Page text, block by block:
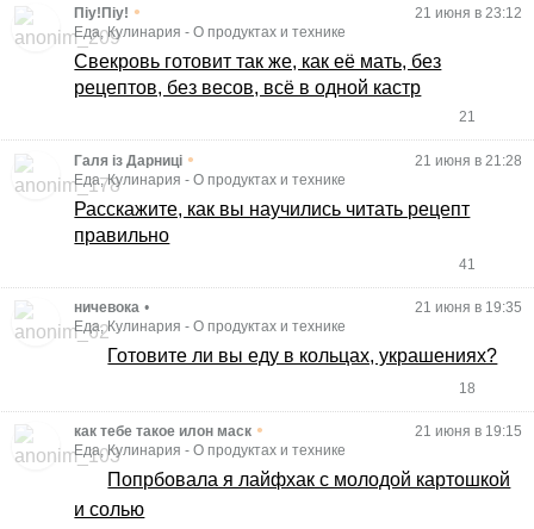
Піу!Піу! •
21 июня в 23:12
Еда, Кулинария -О продуктах и технике
Свекровь готовит так же, как её мать, без
рецептов, без весов, всё в одной кастр
21
Галя із Дарниці •
21 июня в 21:28
Еда, Кулинария -О продуктах и технике
Расскажите, как вы научились читать рецепт
правильно
41
ничевока •
21 июня в 19:35
Еда, Кулинария -О продуктах и технике
Готовите ли вы еду в кольцах, украшениях?
18
как тебе такое илон маск •
21 июня в 19:15
Еда, Кулинария -О продуктах и технике
Попрбовала я лайфхак с молодой картошкой
и солью